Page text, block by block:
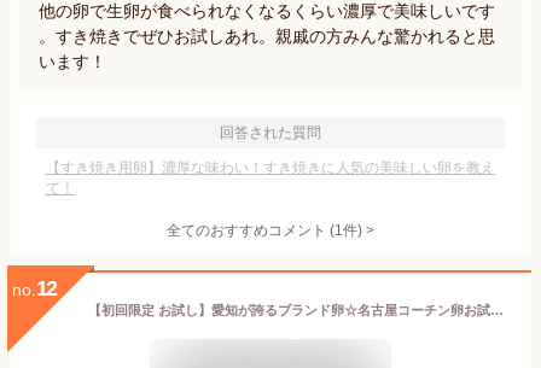
他の卵で生卵が食べられなくなるくらい濃厚で美味しいです
。すき焼きでぜひお試しあれ。親戚の方みんな驚かれると思
います！
回答された質問
【すき焼き用卵】濃厚な味わい！すき焼きに人気の美味しい卵を教え
て！
全てのおすすめコメント (1件) >
no. 12
【初回限定 お試し】愛知が誇るブランド卵☆名古屋コーチン卵お試しセット【6個入り × 3パック（合計18個)】食品 卵 鶏卵 高級卵 玉子 たまご ご家庭卵 普段使い用 送料無料 高級食材 お試しセット